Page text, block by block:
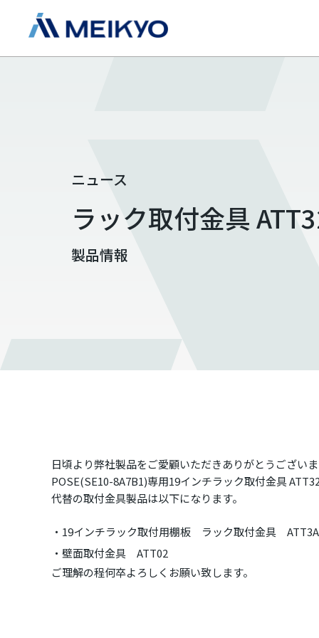
ニュース
ラック取付金具
製品情報
日頃より弊社製品をご愛顧いただきありがとうござい
POSE(SE10-8A7B1)専用19インチラック取付金具
代替の取付金具製品は以下になります。
19インチラック取付用棚板 ラック取付金具
壁面取付金具 ATT02
ご理解の程何卒よろしくお願い致します。